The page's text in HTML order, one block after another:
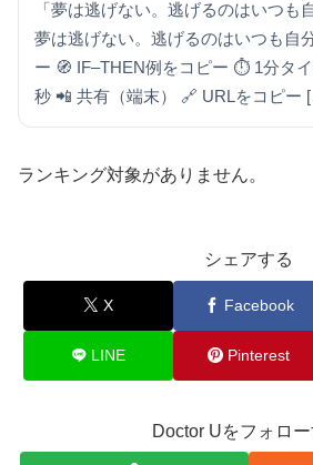
「夢は逃げない。逃げるのはいつ
夢は逃げない。逃げるのはいつも自
ー 🧭 IF–THEN例をコピー ⏱ 1分タ
秒 📲 共有（端末） 🔗 URLをコピー
ランキング対象がありません。
シェアする
X Facebook
LINE Pinterest
Doctor Uをフォロー